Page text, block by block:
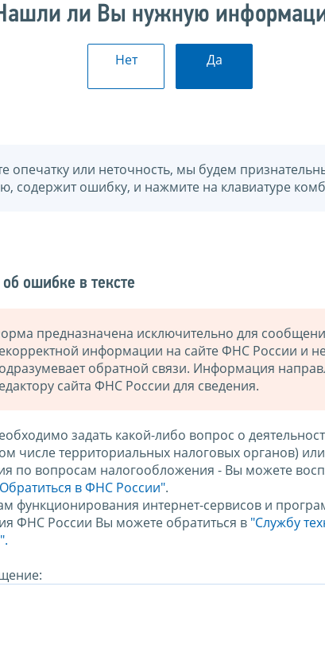
ли Вы нужную
Нет Да
опечатку или неточность, мы будем
содержит ошибку, и нажмите на клавиатуре
ошибке в тексте
предназначена исключительно для
информации на сайте ФНС России и
обратной связи. Информация
сайта ФНС России для сведения.
задать какой-либо вопрос о
числе территориальных налоговых органов)
по вопросам налогообложения - Вы можете
в ФНС России".
функционирования интернет-сервисов и
ФНС России Вы можете обратиться в "Службу